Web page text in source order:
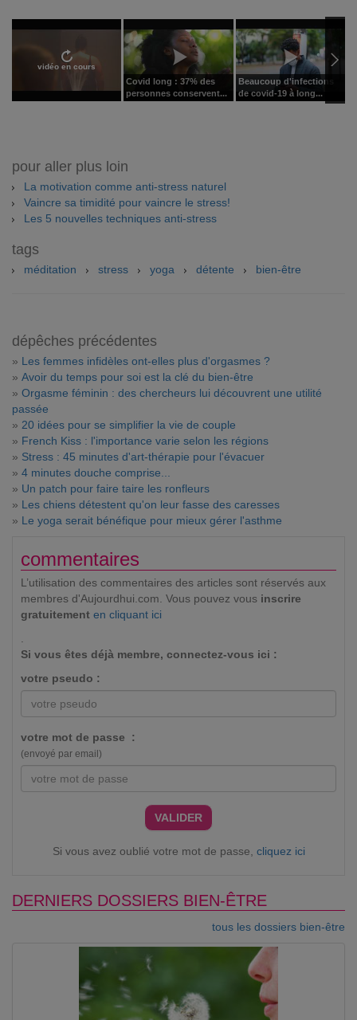
vidéo en cours
Covid long : 37% des
personnes conservent...
Beaucoup d'infections
de covid-19 à long...
pour aller plus loin
La motivation comme anti-stress naturel
Vaincre sa timidité pour vaincre le stress!
Les 5 nouvelles techniques anti-stress
tags
méditation stress yoga détente bien-être
dépêches précédentes
» Les femmes infidèles ont-elles plus d'orgasmes ?
» Avoir du temps pour soi est la clé du bien-être
» Orgasme féminin : des chercheurs lui découvrent une utilité
passée
» 20 idées pour se simplifier la vie de couple
» French Kiss : l'importance varie selon les régions
» Stress : 45 minutes d'art-thérapie pour l'évacuer
» 4 minutes douche comprise...
» Un patch pour faire taire les ronfleurs
» Les chiens détestent qu'on leur fasse des caresses
» Le yoga serait bénéfique pour mieux gérer l'asthme
commentaires
L’utilisation des commentaires des articles sont réservés aux
membres d'Aujourdhui.com. Vous pouvez vous inscrire
gratuitement en cliquant ici
.
Si vous êtes déjà membre, connectez-vous ici :
votre pseudo :
votre mot de passe :
(envoyé par email)
VALIDER
Si vous avez oublié votre mot de passe, cliquez ici
DERNIERS DOSSIERS BIEN-ÊTRE
tous les dossiers bien-être